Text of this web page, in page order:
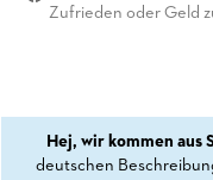
Zufrieden oder Geld
Hej, wir kommen aus
deutschen